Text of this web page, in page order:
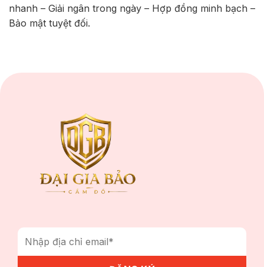
nhanh – Giải ngân trong ngày – Hợp đồng minh bạch –
Bảo mật tuyệt đối.